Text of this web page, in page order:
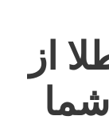
از